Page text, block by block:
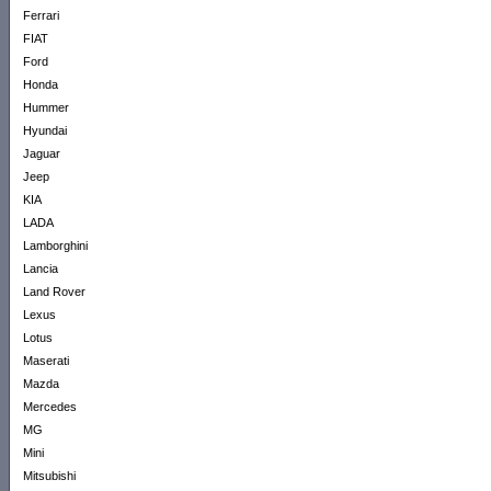
Ferrari
FIAT
Ford
Honda
Hummer
Hyundai
Jaguar
Jeep
KIA
LADA
Lamborghini
Lancia
Land Rover
Lexus
Lotus
Maserati
Mazda
Mercedes
MG
Mini
Mitsubishi